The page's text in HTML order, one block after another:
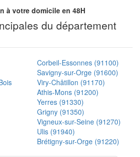
à votre domicile en 48H
du département
Corbeil-Essonnes (91100)
Savigny-sur-Orge (91600)
Viry-Châtillon (91170)
Athis-Mons (91200)
Yerres (91330)
Grigny (91350)
Vigneux-sur-Seine (91270)
Ulis (91940)
Brétigny-sur-Orge (91220)